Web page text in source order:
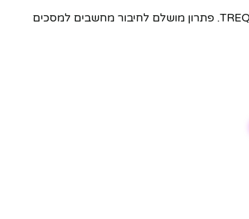
– ממיר VGA לאות AV איכותי מבית TREQA. פתרון מושלם לחיבור מחשבים למסכים